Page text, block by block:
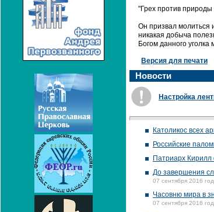
"Грех против природы
Он призвал молиться
никакая добыча
Богом данного уголка
Версия для печати
Новости
Настройка
Католикос всех
Российские
Патриарх Кирилл
До завершения
07 сентября 2016
Часовню мира в
07 сентября 2016